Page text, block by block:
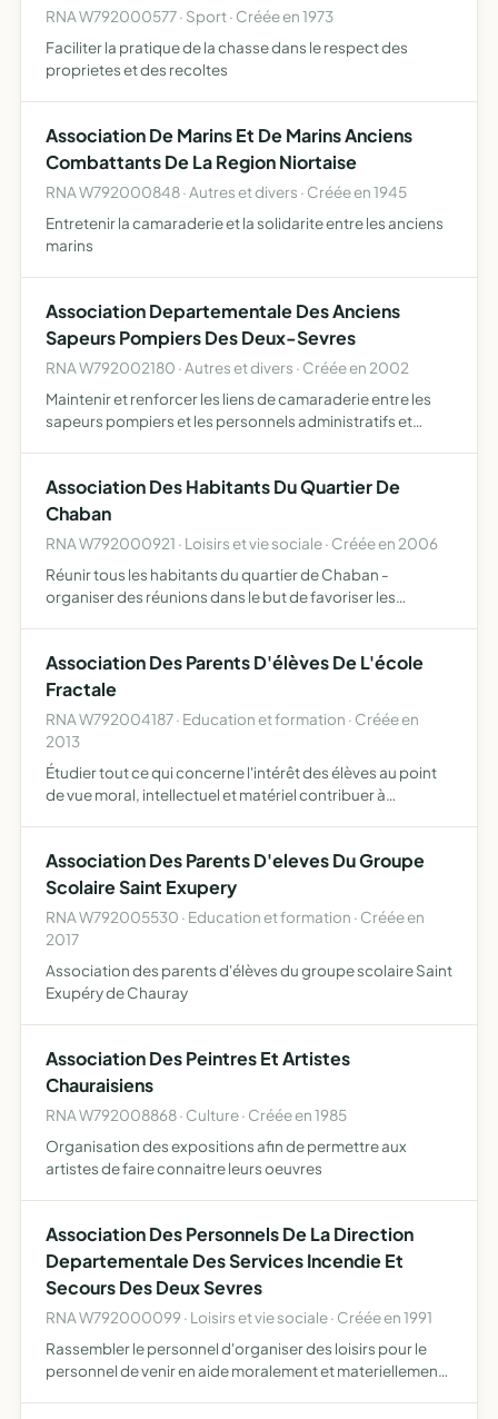
RNA W792000577 · Sport · Créée en 1973
Faciliter la pratique de la chasse dans le respect des
proprietes et des recoltes
Association De Marins Et De Marins Anciens
Combattants De La Region Niortaise
RNA W792000848 · Autres et divers · Créée en 1945
Entretenir la camaraderie et la solidarite entre les anciens
marins
Association Departementale Des Anciens
Sapeurs Pompiers Des Deux-Sevres
RNA W792002180 · Autres et divers · Créée en 2002
Maintenir et renforcer les liens de camaraderie entre les
sapeurs pompiers et les personnels administratifs et
Association Des Habitants Du Quartier De
Chaban
RNA W792000921 · Loisirs et vie sociale · Créée en 2006
Réunir tous les habitants du quartier de Chaban -
organiser des réunions dans le but de favoriser les
Chaban. Etre …
Association Des Parents D'élèves De L'école
Fractale
RNA W792004187 · Education et formation · Créée en
2013
Étudier tout ce qui concerne l'intérêt des élèves au point
de vue moral, intellectuel et matériel contribuer à
Association Des Parents D'eleves Du Groupe
Scolaire Saint Exupery
RNA W792005530 · Education et formation · Créée en
2017
Association des parents d'élèves du groupe scolaire Saint
Exupéry de Chauray
Association Des Peintres Et Artistes
Chauraisiens
RNA W792008868 · Culture · Créée en 1985
Organisation des expositions afin de permettre aux
artistes de faire connaitre leurs oeuvres
Association Des Personnels De La Direction
Departementale Des Services Incendie Et
Secours Des Deux Sevres
RNA W792000099 · Loisirs et vie sociale · Créée en 1991
Rassembler le personnel d'organiser des loisirs pour le
personnel de venir en aide moralement et materiellement